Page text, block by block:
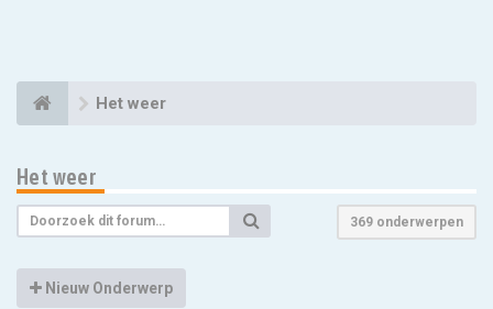
Het weer
Het weer
369 onderwerpen
Nieuw Onderwerp